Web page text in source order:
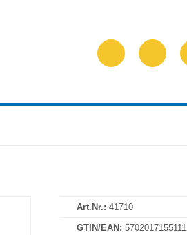
Art.Nr.: 41710
GTIN/EAN: 5702017155111